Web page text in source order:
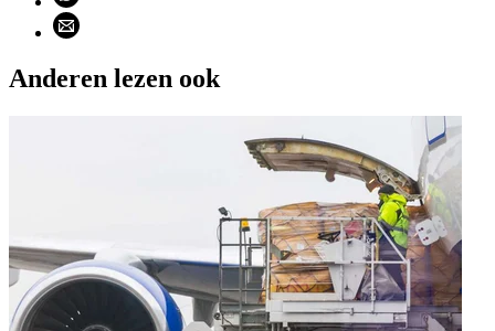
Deel via email (opent email programma)
Anderen lezen ook